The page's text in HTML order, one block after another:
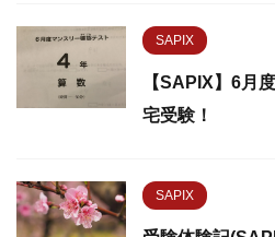
SAPIX
【SAPIX】6月
宅受験！
SAPIX